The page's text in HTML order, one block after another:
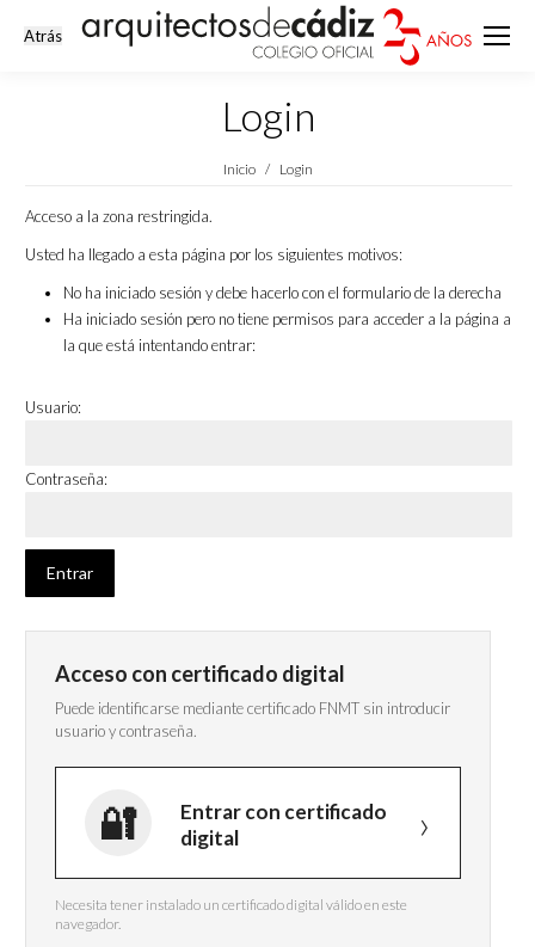
Login
Estás aquí:
Inicio Login
Acceso a la zona restringida.
Usted ha llegado a esta página por los siguientes motivos:
No ha iniciado sesión y debe hacerlo con el formulario de la derecha
Ha iniciado sesión pero no tiene permisos para acceder a la página a
la que está intentando entrar:
Usuario:
Contraseña:
Acceso con certificado digital
Puede identificarse mediante certificado FNMT sin introducir
usuario y contraseña.
Entrar con certificado
digital
Necesita tener instalado un certificado digital válido en este
navegador.